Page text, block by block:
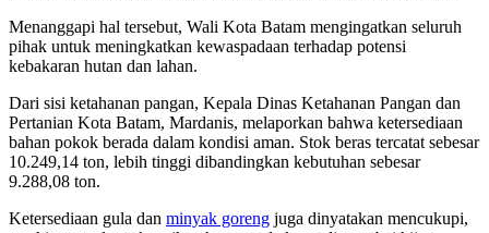
Menanggapi hal tersebut, Wali Kota Batam mengingatkan seluruh
pihak untuk meningkatkan kewaspadaan terhadap potensi
kebakaran hutan dan lahan.
Dari sisi ketahanan pangan, Kepala Dinas Ketahanan Pangan dan
Pertanian Kota Batam, Mardanis, melaporkan bahwa ketersediaan
bahan pokok berada dalam kondisi aman. Stok beras tercatat sebesar
10.249,14 ton, lebih tinggi dibandingkan kebutuhan sebesar
9.288,08 ton.
Ketersediaan gula dan minyak goreng juga dinyatakan mencukupi,